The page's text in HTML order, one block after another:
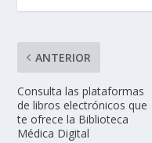
ANTERIOR
Consulta las plataformas
de libros electrónicos que
te ofrece la Biblioteca
Médica Digital